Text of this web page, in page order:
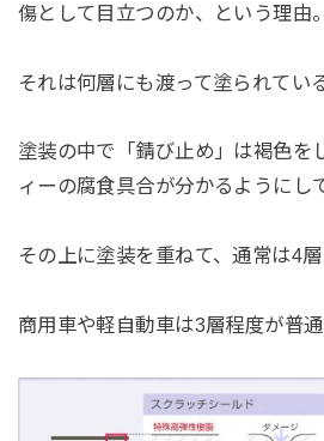
傷として目立つのか、という理由。
それは何層にも渡って塗られてい
塗装の中で「錆び止め」は褐色を
ィーの腐食具合が分かるようにし
その上に塗装を重ねて、通常は4層
商用車や軽自動車は3層程度が普通